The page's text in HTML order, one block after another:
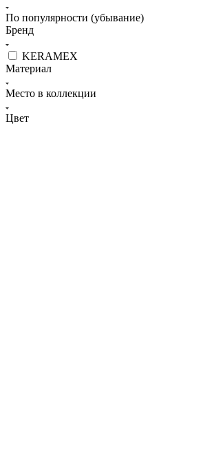
По популярности (убывание)
Бренд
KERAMEX
Материал
Место в коллекции
Цвет